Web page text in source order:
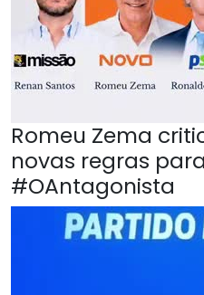
Romeu Zema
novas regras para
#OAntagonista